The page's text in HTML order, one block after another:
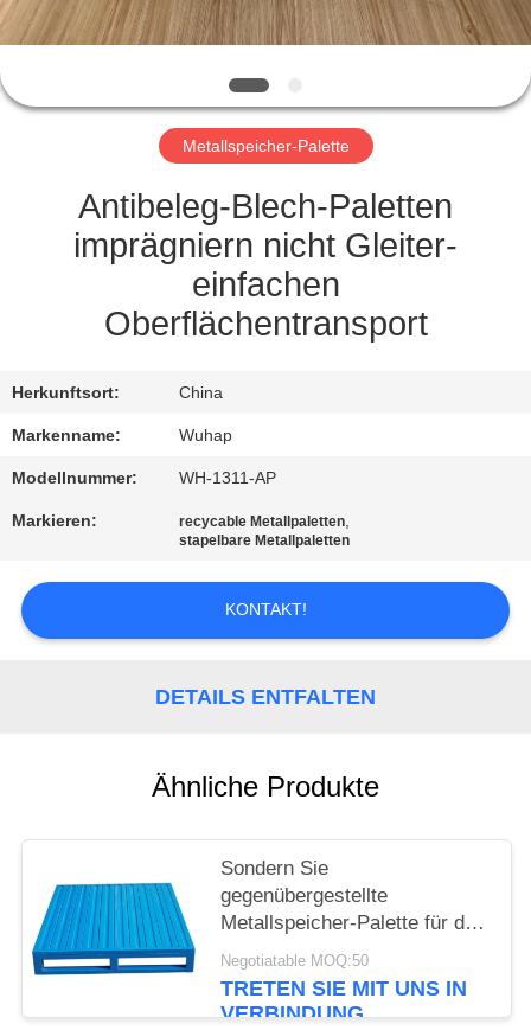
TRETEN
SIE
MIT
VERBINDUNG
FORDERN
EIN
ZITAT
SITEMAP
PRIVACY
POLICY
Metallspeicher-Palette
Antibeleg-Blech-Paletten
imprägniern nicht Gleiter-
einfachen
Oberflächentransport
Herkunftsort: China
Markenname: Wuhap
Modellnummer: WH-1311-AP
Markieren: recycable Metallpaletten,
stapelbare Metallpaletten
KONTAKT!
DETAILS ENTFALTEN
Ähnliche Produkte
Sondern Sie
gegenübergestellte
Metallspeicher-Palette für das
Lager aus, das Frachten
speichert
Negotiatable MOQ:50
TRETEN SIE MIT UNS IN
VERBINDUNG